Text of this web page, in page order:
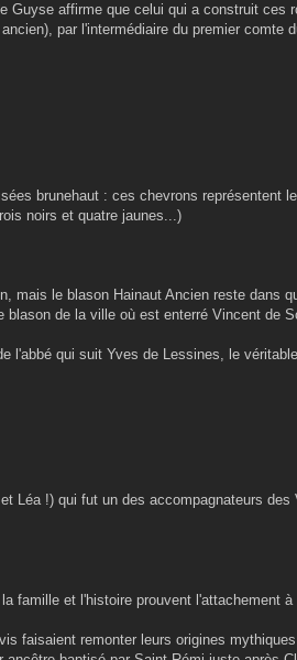
Guyse affirme que celui qui a construit ces
par l'intermédiaire du premier comte
brunehaut : ces chevrons représentent
noirs et quatre jaunes...)
mais le blason Hainaut Ancien reste dans
de la ville où est enterré Vincent de
l'abbé qui suit Yves de Lessines, le
Léa !) qui fut un des accompagnateurs
famille et l'histoire prouvent l'attachement
faisaient remonter leurs origines